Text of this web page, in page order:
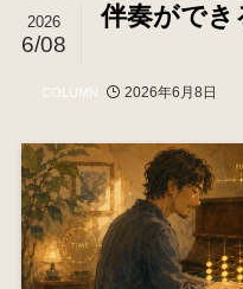
伴奏ができ
2026
6/08
COLUMN 2026年6月8日